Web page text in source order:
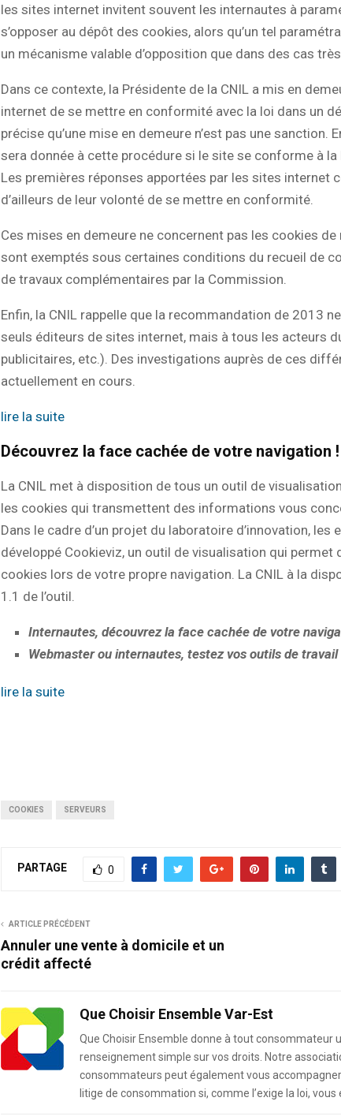
les sites internet invitent souvent les internautes à
s’opposer au dépôt des cookies, alors qu’un tel
un mécanisme valable d’opposition que dans des cas
Dans ce contexte, la Présidente de la CNIL a mis en
internet de se mettre en conformité avec la loi dans un
précise qu’une mise en demeure n’est pas une sanction.
sera donnée à cette procédure si le site se conforme à la
Les premières réponses apportées par les sites internet
d’ailleurs de leur volonté de se mettre en conformité.
Ces mises en demeure ne concernent pas les cookies de
sont exemptés sous certaines conditions du recueil de
de travaux complémentaires par la Commission.
Enfin, la CNIL rappelle que la recommandation de 2013 ne
seuls éditeurs de sites internet, mais à tous les acteurs
publicitaires, etc.). Des investigations auprès de ces
actuellement en cours.
lire la suite
Découvrez la face cachée de votre navigation !
La CNIL met à disposition de tous un outil de
les cookies qui transmettent des informations vous
Dans le cadre d’un projet du laboratoire d’innovation, les
développé Cookieviz, un outil de visualisation qui permet
cookies lors de votre propre navigation. La CNIL à la
1.1 de l’outil.
Internautes, découvrez la face cachée de votre
Webmaster ou internautes, testez vos outils de travail
lire la suite
COOKIES SERVEURS
PARTAGE 0
ARTICLE PRÉCÉDENT
Annuler une vente à domicile et un
crédit affecté
Que Choisir Ensemble Var-Est
Que Choisir Ensemble donne à tout consommateur
renseignement simple sur vos droits. Notre
consommateurs peut également vous
litige de consommation si, comme l’exige la loi, vous